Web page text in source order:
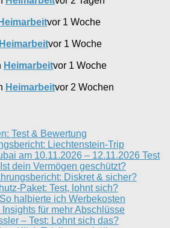
Heimarbeitvor 1 Woche
Heimarbeitvor 1 Woche
Heimarbeitvor 1 Woche
Heimarbeitvor 2 Wochen
Test & Bewertung
Liechtenstein-Trip
am 10.11.2026 – 12.11.2026 Test
dein Vermögen geschützt?
Diskret & sicher?
Paket: Test, lohnt sich?
halbierte ich Werbekosten
für mehr Abschlüsse
– Test: Lohnt sich das?